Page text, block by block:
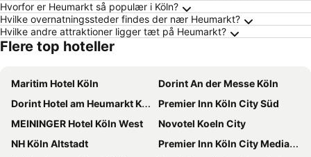
Hvorfor er Heumarkt så populær i Köln?
Hvilke overnatningssteder findes der nær Heumarkt?
Hvilke andre attraktioner ligger tæt på Heumarkt?
Flere top hoteller
Maritim Hotel Köln
Dorint An der Messe Köln
Dorint Hotel am Heumarkt Köln
Premier Inn Köln City Süd
MEININGER Hotel Köln West
Novotel Koeln City
NH Köln Altstadt
Premier Inn Köln City Mediapark Hotel